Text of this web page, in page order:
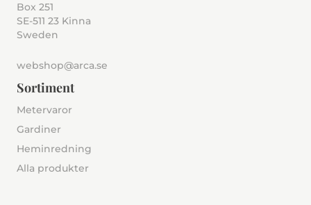
Box 251
SE-511 23 Kinna
Sweden
webshop@arca.se
Sortiment
Metervaror
Gardiner
Heminredning
Alla produkter